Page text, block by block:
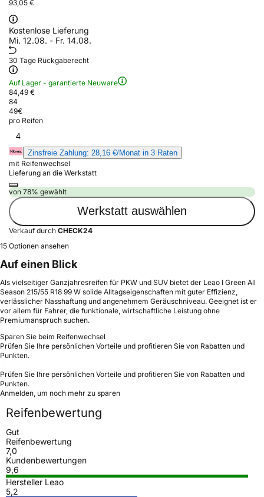
93,05 €
Kostenlose Lieferung
Mi. 12.08. - Fr. 14.08.
30 Tage Rückgaberecht
Auf Lager - garantierte Neuware
84,49 €
84
49€
pro Reifen
4
Zinsfreie Zahlung: 28,16 €/Monat in 3 Raten
mit Reifenwechsel
Lieferung an die Werkstatt
von 78% gewählt
Werkstatt auswählen
Verkauf durch CHECK24
15 Optionen ansehen
Auf einen Blick
Als vielseitiger Ganzjahresreifen für PKW und SUV bietet der Leao I Green All
Season 215/55 R18 99 W solide Alltagseigenschaften mit guter Effizienz,
verlässlicher Nasshaftung und angenehmem Geräuschniveau. Geeignet ist er
vor allem für Fahrer, die funktionale, wirtschaftliche Leistung ohne
Premiumanspruch suchen.
Sparen Sie beim Reifenwechsel
Prüfen Sie Ihre persönlichen Vorteile und profitieren Sie von Rabatten und
Punkten.
Prüfen Sie Ihre persönlichen Vorteile und profitieren Sie von Rabatten und
Punkten.
Anmelden, um noch mehr zu sparen
Reifenbewertung
Gut
Reifenbewertung
7,0
Kundenbewertungen
9,6
Hersteller Leao
5,2